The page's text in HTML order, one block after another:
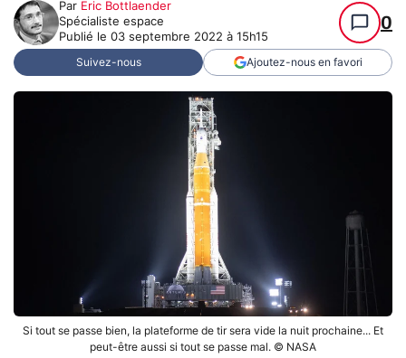
Par Eric Bottlaender
Spécialiste espace
Publié le 03 septembre 2022 à 15h15
0
Suivez-nous Ajoutez-nous en favori
Si tout se passe bien, la plateforme de tir sera vide la nuit prochaine... Et
peut-être aussi si tout se passe mal. © NASA